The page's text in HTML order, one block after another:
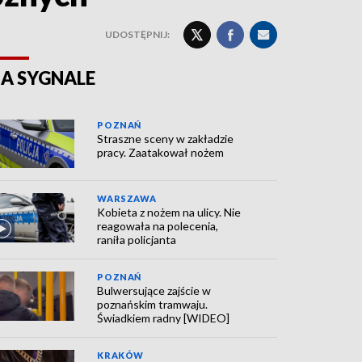
UDOSTĘPNIJ:
SYGNALE
POZNAŃ
Straszne sceny w zakładzie
pracy. Zaatakował nożem
WARSZAWA
Kobieta z nożem na ulicy. Nie
reagowała na polecenia,
raniła policjanta
POZNAŃ
Bulwersujące zajście w
poznańskim tramwaju.
Świadkiem radny [WIDEO]
KRAKÓW